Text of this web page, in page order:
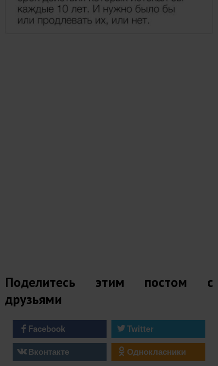
Поделитесь этим постом с
друзьями
Facebook
Twitter
Вконтакте
Однокласники